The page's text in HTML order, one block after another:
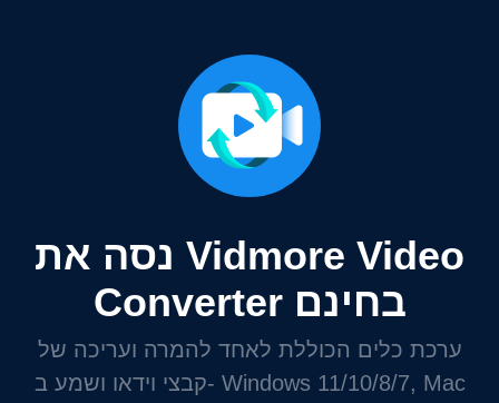
נסה את Vidmore Video
Converter בחינם
ערכת כלים הכוללת לאחד להמרה ועריכה של
קבצי וידאו ושמע ב- Windows 11/10/8/7, Mac